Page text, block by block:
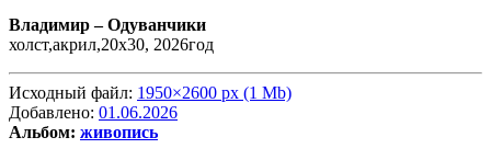
Владимир –Одуванчики
холст,акрил,20х30, 2026год
Исходный файл: 1950×2600 px (1 Mb)
Добавлено: 01.06.2026
Альбом: живопись